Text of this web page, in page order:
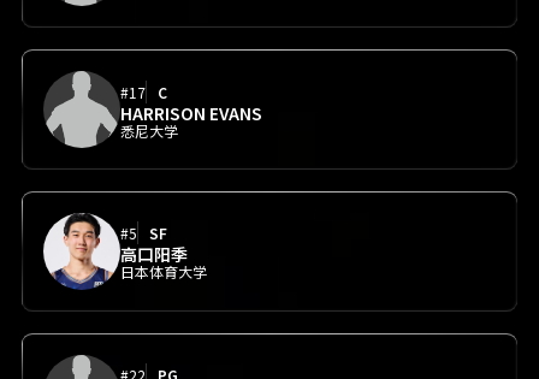
#17 C
HARRISON EVANS
悉尼大学
#5 SF
高口阳季
日本体育大学
#22 PG